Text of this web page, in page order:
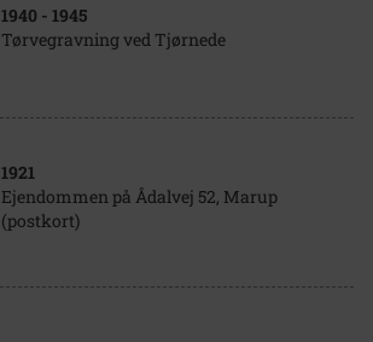
1940 - 1945
Tørvegravning ved Tjørnede
1921
Ejendommen på Ådalvej 52, Marup
(postkort)